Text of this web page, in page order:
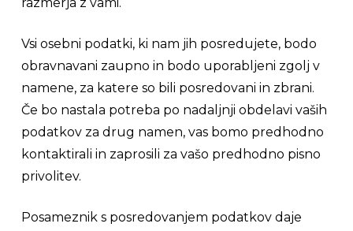
Vsi osebni podatki, ki nam jih posredujete, bodo
obravnavani zaupno in bodo uporabljeni zgolj v
namene, za katere so bili posredovani in zbrani.
Če bo nastala potreba po nadaljnji obdelavi vaših
podatkov za drug namen, vas bomo predhodno
kontaktirali in zaprosili za vašo predhodno pisno
privolitev.
Posameznik s posredovanjem podatkov daje